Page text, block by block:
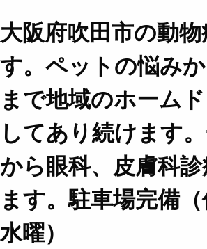
大阪府吹田市の動
す。ペットの悩み
まで地域のホーム
してあり続けます
から眼科、皮膚科
ます。駐車場完備（
水曜）